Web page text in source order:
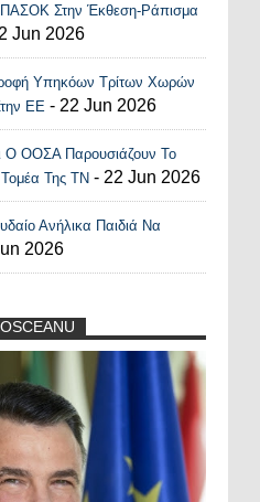
ΠΑΣΟΚ Στην Έκθεση-Ράπισμα
Jun 2026
Υπηκόων Τρίτων Χωρών
ΕΕ - 22 Jun 2026
Ο ΟΟΣΑ Παρουσιάζουν Το
Τομέα Της ΤΝ - 22 Jun 2026
Ανήλικα Παιδιά Να
2026